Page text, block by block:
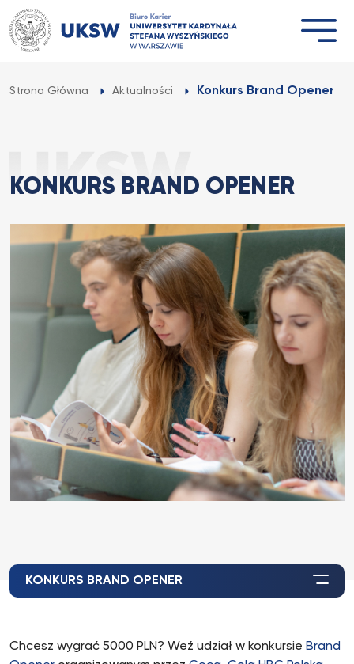
Przejdź
do
treści
Strona Główna Aktualności Konkurs Brand Opener
KONKURS BRAND OPENER
KONKURS BRAND OPENER
Chcesz wygrać 5000 PLN? Weź udział w konkursie Brand